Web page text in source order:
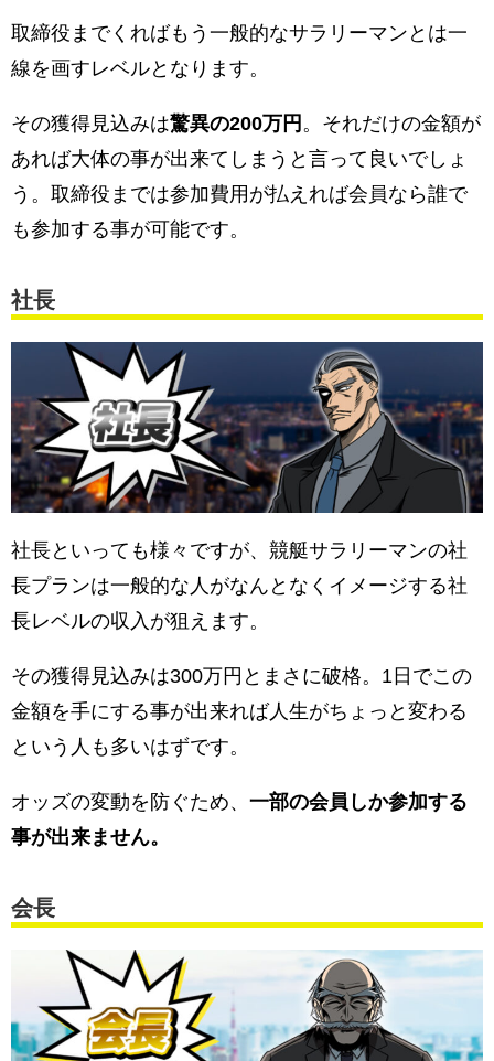
取締役までくればもう一般的なサラリーマンとは一
線を画すレベルとなります。
その獲得見込みは驚異の200万円 。それだけの金額が
あれば大体の事が出来てしまうと言って良いでしょ
う。取締役までは参加費用が払えれば会員なら誰で
も参加する事が可能です。
社長
社長といっても様々ですが、競艇サラリーマンの社
長プランは一般的な人がなんとなくイメージする社
長レベルの収入が狙えます。
その獲得見込みは300万円とまさに破格。1日でこの
金額を手にする事が出来れば人生がちょっと変わる
という人も多いはずです。
オッズの変動を防ぐため、 一部の会員しか参加する
事が出来ません。
会長